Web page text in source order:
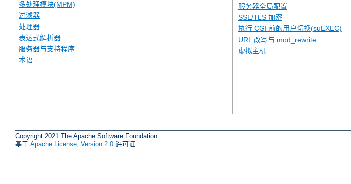
多处理模块(MPM)
过滤器
处理器
表达式解析器
服务器与支持程序
术语
服务器全局配置
SSL/TLS 加密
执行 CGI 前的用户切换(suEXEC)
URL 改写与 mod_rewrite
虚拟主机
Copyright 2021 The Apache Software Foundation.
基于 Apache License, Version 2.0 许可证.